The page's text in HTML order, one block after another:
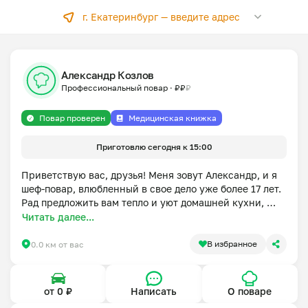
г. Екатеринбург —введите адрес
Александр Козлов
Профессиональный повар · ₽₽₽
Повар проверен Медицинская книжка
Приготовлю сегодня к 15:00
Приветствую вас, друзья! Меня зовут Александр, и я
шеф-повар, влюбленный в свое дело уже более 17 лет.
Рад предложить вам тепло и уют домашней кухни,
созданной с душой и заботой. С удовольствием
приготовлю любимые блюда, словно для самых
В суете современной жизни не всегда хватает
времени на готовку, а ресторанные изыски не всегда
Читать далее...
0.0 км от вас В избранное
от 0 ₽ Написать О поваре